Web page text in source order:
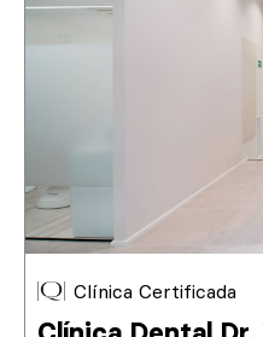
Clínica Certificada